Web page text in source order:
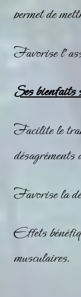
permet de
Favorise
Ses bienfaits
Facilite le
désagréments
Favorise la
Effets
musculaires.